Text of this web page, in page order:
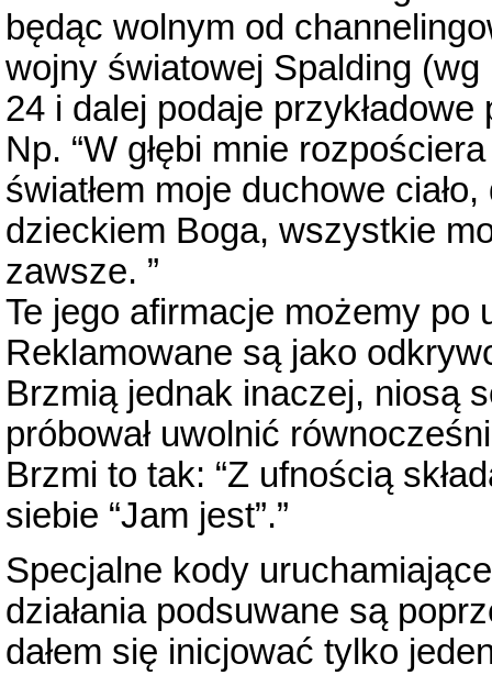
będąc wolnym od
wojny światowej Spalding
24 i dalej podaje
Np. “W głębi mnie
światłem moje duchowe
dzieckiem Boga, wszystkie
zawsze. ”
Te jego afirmacje możemy po
Reklamowane są jako
Brzmią jednak inaczej, niosą
próbował uwolnić
Brzmi to tak: “Z ufnością
siebie “Jam jest”.”
Specjalne kody
działania podsuwane są
dałem się inicjować tylko